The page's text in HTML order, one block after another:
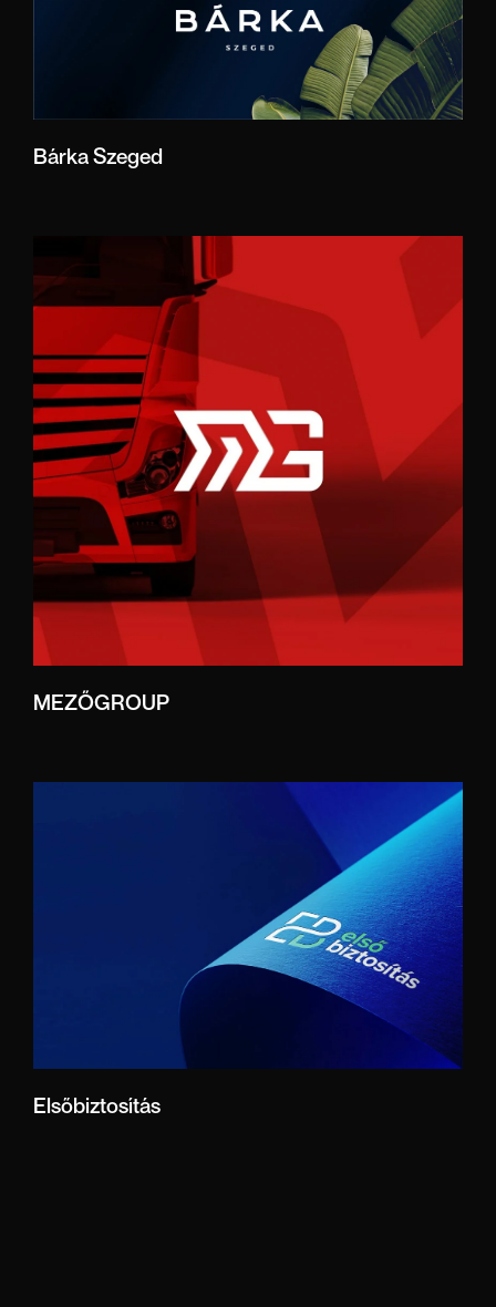
Bárka Szeged
MEZŐGROUP
Elsőbiztosítás